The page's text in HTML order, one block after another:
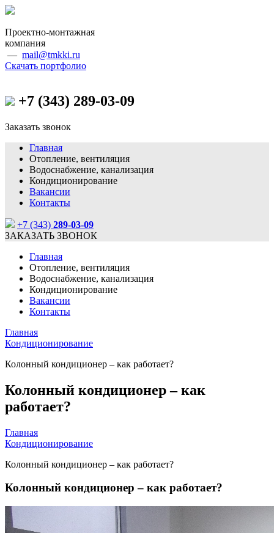
Проектно-монтажная
компания
— mail@tmkki.ru
Скачать портфолио
+7 (343) 289-03-09
Заказать звонок
Главная
Отопление, вентиляция
Водоснабжение, канализация
Кондиционирование
Вакансии
Контакты
+7 (343) 289-03-09
ЗАКАЗАТЬ ЗВОНОК
Главная
Отопление, вентиляция
Водоснабжение, канализация
Кондиционирование
Вакансии
Контакты
Главная
Кондиционирование
Колонный кондиционер – как работает?
Колонный кондиционер – как
работает?
Главная
Кондиционирование
Колонный кондиционер – как работает?
Колонный кондиционер – как работает?